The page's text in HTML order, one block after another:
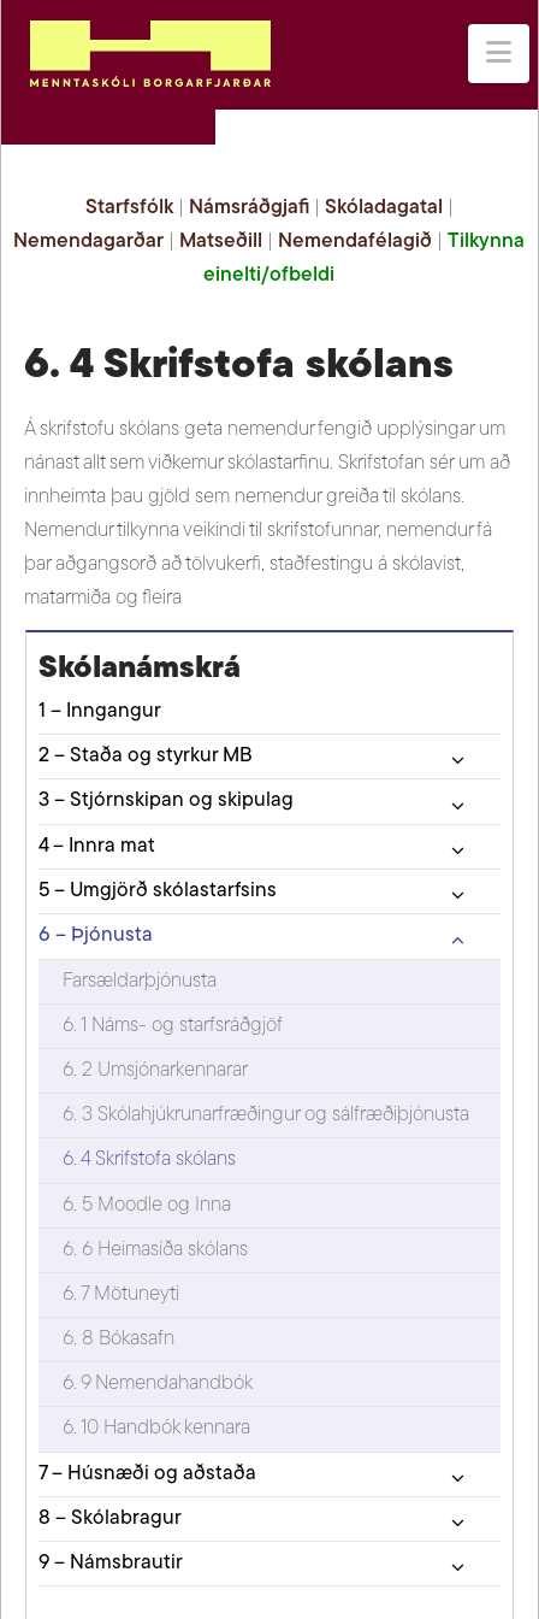
Starfsfólk| Námsráðgjafi| Skóladagatal
Nemendagarðar
Matseðill Nemendafélagið |Tilkynna
einelti/ofbeldi
6. 4 Skrifstofa skólans
Á skrifstofu skólans geta nemendur fengið upplýsingar um
nánast allt sem viðkemur skólastarfinu. Skrifstofan sér um að
innheimta þau gjöld sem nemendur greiða til skólans.
Nemendur tilkynna veikindi til skrifstofunnar, nemendur fá
þar aðgangsorð að tölvukerfi, staðfestingu á skólavist,
matarmiða og fleira
Skólanámskrá
1 – Inngangur
2 – Staða og styrkur MB
3 – Stjórnskipan og skipulag
4 – Innra mat
5 – Umgjörð skólastarfsins
6 – Þjónusta
Farsældarþjónusta
6. 1 Náms- og starfsráðgjöf
6. 2 Umsjónarkennarar
6. 3 Skólahjúkrunarfræðingur og sálfræðiþjónusta
6. 4 Skrifstofa skólans
6. 5 Moodle og Inna
6. 6 Heimasíða skólans
6. 7 Mötuneyti
6. 8 Bókasafn
6. 9 Nemendahandbók
6. 10 Handbók kennara
7 – Húsnæði og aðstaða
8 – Skólabragur
9 – Námsbrautir